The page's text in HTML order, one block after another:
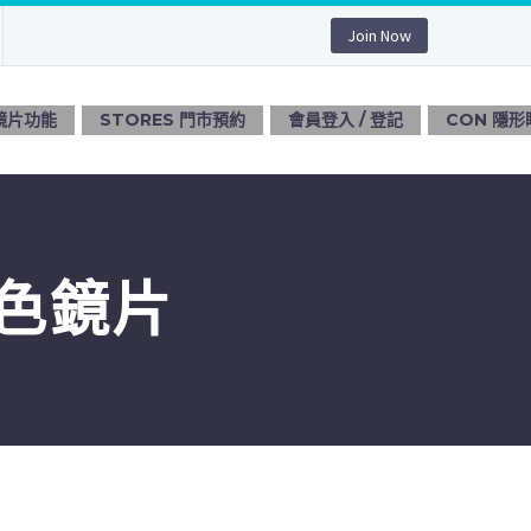
Join Now
功能 STORES 門市預約 會員登入 / 登記 CON 隱形
鏡片